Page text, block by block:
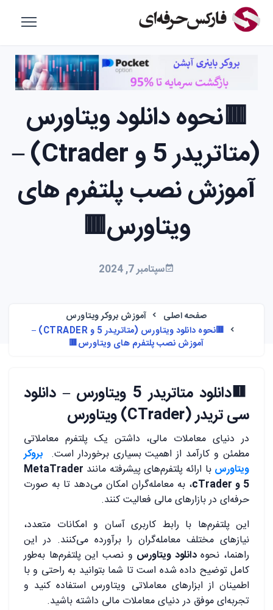
🟥نحوه دانلود ویتاورس
(متاتریدر 5 و Ctrader) –
آموزش نصب پلتفرم های
ویتاورس🟥
سپتامبر 7, 2024
صفحه اصلی
آموزش بروکر ویتاورس
🟥نحوه دانلود ویتاورس (متاتریدر 5 و CTRADER) –
آموزش نصب پلتفرم های ویتاورس🟥
🟥
دانلود متاتریدر 5 ویتاورس – دانلود
سی تریدر (CTrader) ویتاورس
در دنیای معاملات مالی، داشتن یک پلتفرم معاملاتی
مطمئن و کارآمد از اهمیت بسیاری برخوردار است. بروکر
ویتاورس با ارائه پلتفرم‌های پیشرفته مانند MetaTrader
5 و cTrader
، به معامله‌گران امکان می‌دهد تا به صورت
حرفه‌ای در بازارهای مالی فعالیت کنند.
این پلتفرم‌ها با رابط کاربری آسان و امکانات متعدد،
نیازهای مختلف معامله‌گران را برآورده می‌کنند. در این
راهنما، نحوهدانلود ویتاورس و نصب این پلتفرم‌ها به‌طور
کامل توضیح داده شده است تا شما بتوانید به راحتی و با
اطمینان از ابزارهای معاملاتی ویتاورس استفاده کنید و
تجربه‌ای موفق در دنیای معاملات مالی داشته باشید.